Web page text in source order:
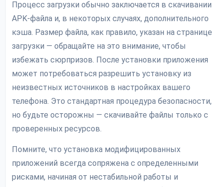
Процесс загрузки обычно заключается в скачивании
APK-файла и, в некоторых случаях, дополнительного
кэша. Размер файла, как правило, указан на странице
загрузки — обращайте на это внимание, чтобы
избежать сюрпризов. После установки приложения
может потребоваться разрешить установку из
неизвестных источников в настройках вашего
телефона. Это стандартная процедура безопасности,
но будьте осторожны — скачивайте файлы только с
проверенных ресурсов.
Помните, что установка модифицированных
приложений всегда сопряжена с определенными
рисками, начиная от нестабильной работы и